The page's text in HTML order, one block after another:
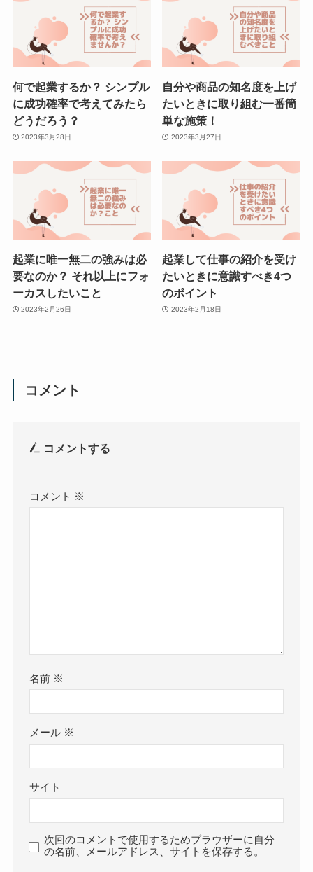
何で起業するか？ シンプル
に成功確率で考えてみたら
どうだろう？
2023年3月28日
自分や商品の知名度を上げ
たいときに取り組む一番簡
単な施策！
2023年3月27日
起業に唯一無二の強みは必
要なのか？ それ以上にフォ
ーカスしたいこと
2023年2月26日
起業して仕事の紹介を受け
たいときに意識すべき4つ
のポイント
2023年2月18日
コメント
コメントする
コメント ※
名前 ※
メール ※
サイト
次回のコメントで使用するためブラウザーに自分
の名前、メールアドレス、サイトを保存する。